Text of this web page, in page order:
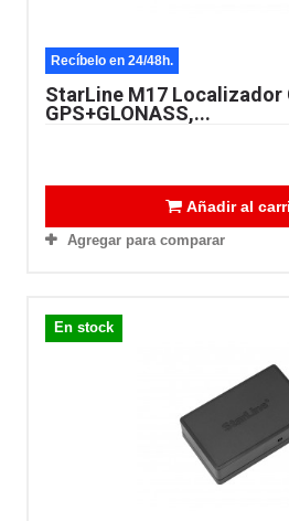
Recíbelo en 24/48h.
StarLine M17 Localizador
GPS+GLONASS,...
Añadir al
Agregar para comparar
En stock